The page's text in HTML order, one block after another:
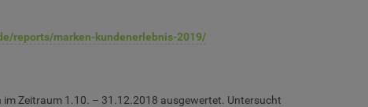
reports/marken-kundenerlebnis-2019/
Zeitraum 1.10. – 31.12.2018 ausgewertet. Untersucht